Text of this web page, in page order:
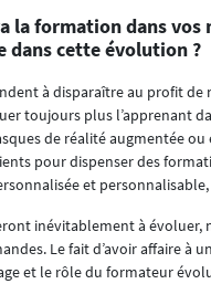
la formation dans
dans cette évolution ?
à disparaître au profit
toujours plus l’apprenant
de réalité augmentée
pour dispenser des
et
inévitablement à évoluer,
Le fait d’avoir affaire à
et le rôle du formateur